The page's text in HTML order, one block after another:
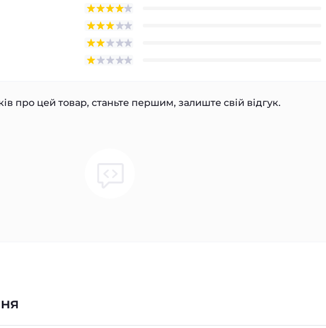
про цей товар, станьте першим, залиште свій відгук.